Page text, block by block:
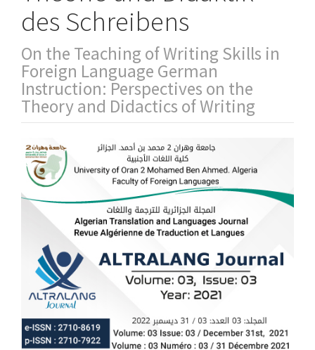
des Schreibens
On the Teaching of Writing Skills in
Foreign Language German
Instruction: Perspectives on the
Theory and Didactics of Writing
Article
Sidebar